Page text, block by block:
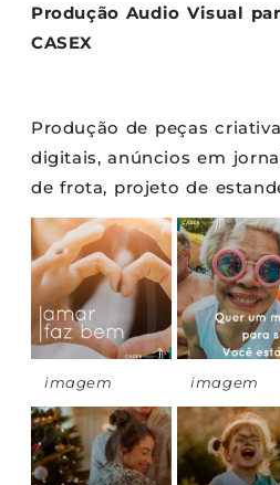
Produção Audio Visual
CASEX
Produção de peças
digitais, anúncios em
de frota, projeto de
imagem imagem